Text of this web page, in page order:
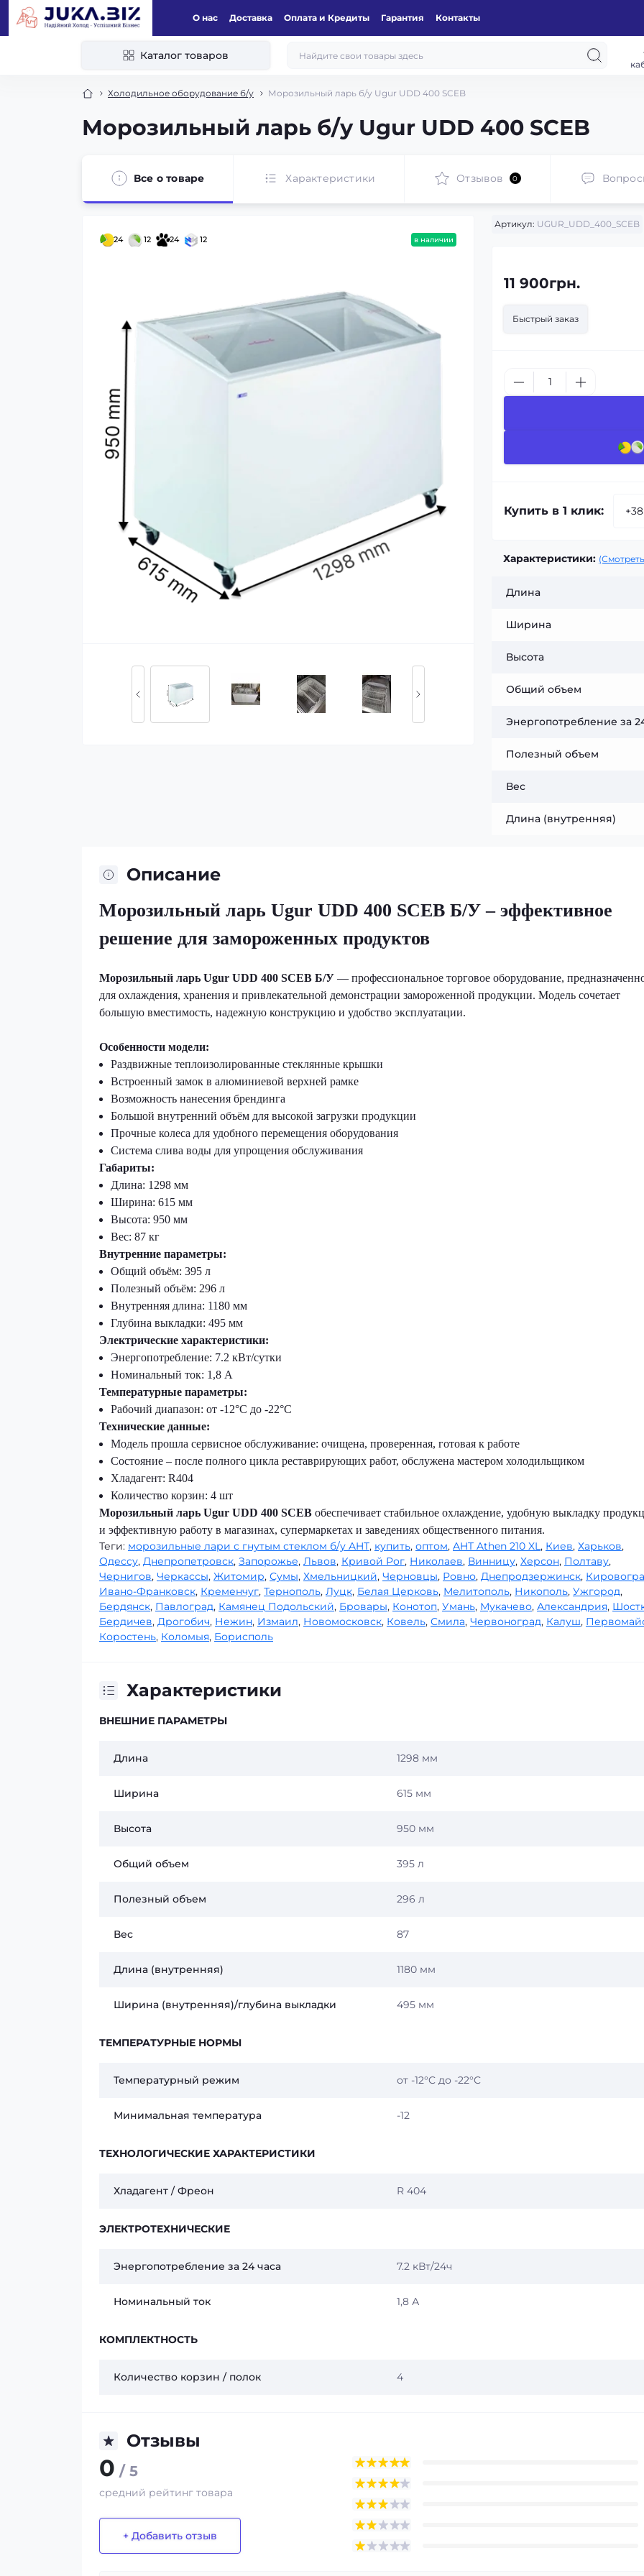
О нас Доставка Оплата и Кредиты Гарантия Контакты
Каталог товаров
Холодильное оборудование б/у Морозильный ларь б/у Ugur UDD 400 SCEB
Морозильный ларь б/у Ugur UDD 400 SCEB
Все о товаре Характеристики Отзывов 0
24 12 24 12 в наличии
Артикул: UGUR_UDD_400_SCEB
11 900грн.
Быстрый заказ
Купить в 1 клик:
Характеристики:
Длина
Ширина
Высота
Общий объем
Энергопотребление за
Полезный объем
Вес
Длина (внутренняя)
Описание
Морозильный ларь Ugur UDD 400 SCEB Б/У – эффективное
решение для замороженных продуктов
Морозильный ларь Ugur UDD 400 SCEB Б/У — профессиональное торговое оборудование,
для охлаждения, хранения и привлекательной демонстрации замороженной продукции. Модель сочетает
большую вместимость, надежную конструкцию и удобство эксплуатации.
Особенности модели:
Раздвижные теплоизолированные стеклянные крышки
Встроенный замок в алюминиевой верхней рамке
Возможность нанесения брендинга
Большой внутренний объём для высокой загрузки продукции
Прочные колеса для удобного перемещения оборудования
Система слива воды для упрощения обслуживания
Габариты:
Длина: 1298 мм
Ширина: 615 мм
Высота: 950 мм
Вес: 87 кг
Внутренние параметры:
Общий объём: 395 л
Полезный объём: 296 л
Внутренняя длина: 1180 мм
Глубина выкладки: 495 мм
Электрические характеристики:
Энергопотребление: 7.2 кВт/сутки
Номинальный ток: 1,8 А
Температурные параметры:
Рабочий диапазон: от -12°C до -22°C
Технические данные:
Модель прошла сервисное обслуживание: очищена, проверенная, готовая к работе
Состояние – после полного цикла реставрирующих работ, обслужена мастером холодильщиком
Хладагент: R404
Количество корзин: 4 шт
Морозильный ларь Ugur UDD 400 SCEB обеспечивает стабильное охлаждение, удобную выкладку
и эффективную работу в магазинах, супермаркетах и заведениях общественного питания.
Теги: морозильные лари с гнутым стеклом б/у AHT, купить, оптом, AHT Athen 210 XL, Киев, Харьков,
Одессу, Днепропетровск, Запорожье, Львов, Кривой Рог, Николаев, Винницу, Херсон, Полтаву,
Чернигов, Черкассы, Житомир, Сумы, Хмельницкий, Черновцы, Ровно, Днепродзержинск,
Ивано-Франковск, Кременчуг, Тернополь, Луцк, Белая Церковь, Мелитополь, Никополь, Ужгород,
Бердянск, Павлоград, Камянец Подольский, Бровары, Конотоп, Умань, Мукачево, Александрия,
Бердичев, Дрогобич, Нежин, Измаил, Новомосковск, Ковель, Смила, Червоноград, Калуш,
Коростень, Коломыя, Борисполь
Характеристики
ВНЕШНИЕ ПАРАМЕТРЫ
Длина 1298 мм
Ширина 615 мм
Высота 950 мм
Общий объем 395 л
Полезный объем 296 л
Вес 87
Длина (внутренняя) 1180 мм
Ширина (внутренняя)/глубина выкладки 495 мм
ТЕМПЕРАТУРНЫЕ НОРМЫ
Температурный режим от -12°C до -22°C
Минимальная температура -12
ТЕХНОЛОГИЧЕСКИЕ ХАРАКТЕРИСТИКИ
Хладагент / Фреон R 404
ЭЛЕКТРОТЕХНИЧЕСКИЕ
Энергопотребление за 24 часа 7.2 кВт/24ч
Номинальный ток 1,8 А
КОМПЛЕКТНОСТЬ
Количество корзин / полок 4
Отзывы
0 / 5
средний рейтинг товара
+ Добавить отзыв